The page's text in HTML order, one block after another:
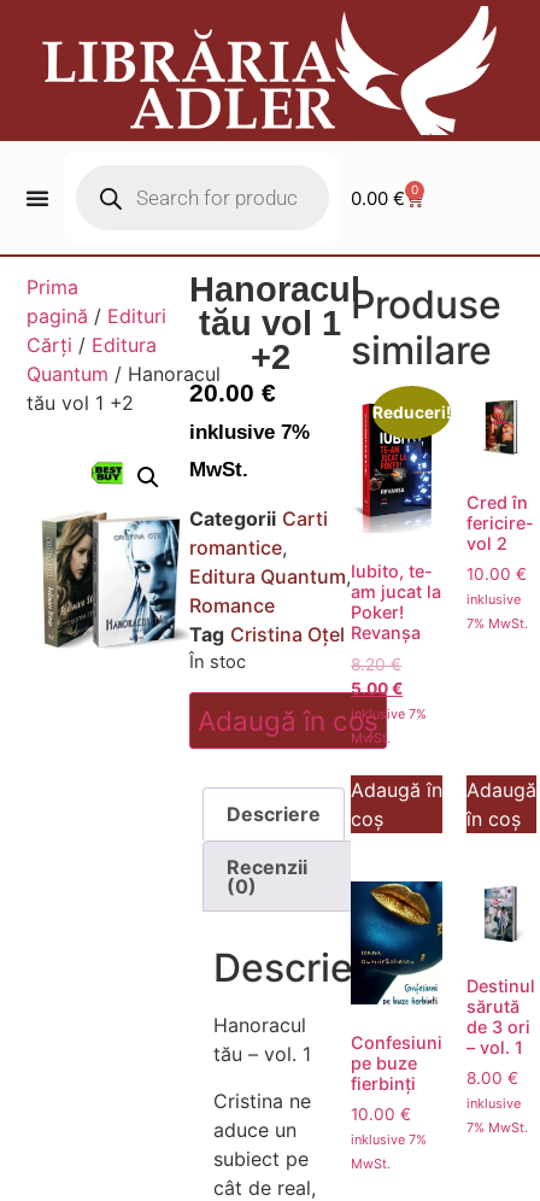
0.00 € 0
Prima
pagină / Edituri
Cărți / Editura
Quantum / Hanoracul
tău vol 1 +2
Hanoracul
tău vol 1
+2
20.00 €
inklusive 7%
MwSt.
Categorii Carti
romantice,
Editura Quantum,
Romance
Tag Cristina Oțel
În stoc
Adaugă în coș
Descriere
Recenzii
(0)
Descriere
Hanoracul
tău – vol. 1
Cristina ne
aduce un
subiect pe
cât de real,
Produse
similare
Reduceri!
Iubito, te-
am jucat la
Poker!
Revanșa
8.20€
5.00€
inklusive 7%
MwSt.
Adaugă în
coș
Cred în
fericire-
vol 2
10.00€
inklusive
7% MwSt.
Adaugă
în coș
Confesiuni
pe buze
fierbinți
10.00€
inklusive 7%
MwSt.
Destinul
sărută
de 3 ori
– vol. 1
8.00€
inklusive
7% MwSt.